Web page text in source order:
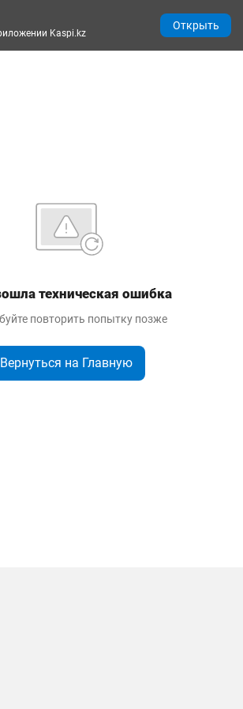
техническая ошибка
повторить попытку позже
Вернуться на Главную
Kaspi.kz
Открыть